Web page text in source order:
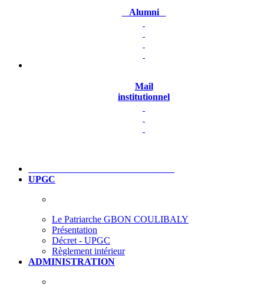
Alumni
Mail
institutionnel
UPGC
Le Patriarche GBON COULIBALY
Présentation
Décret - UPGC
Règlement intérieur
ADMINISTRATION